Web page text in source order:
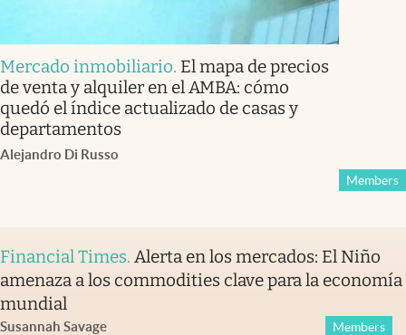
Mercado inmobiliario. El mapa de precios
de venta y alquiler en el AMBA: cómo
quedó el índice actualizado de casas y
departamentos
Alejandro Di Russo
Members
Financial Times. Alerta en los mercados: El Niño
amenaza a los commodities clave para la economía
mundial
Susannah Savage Members